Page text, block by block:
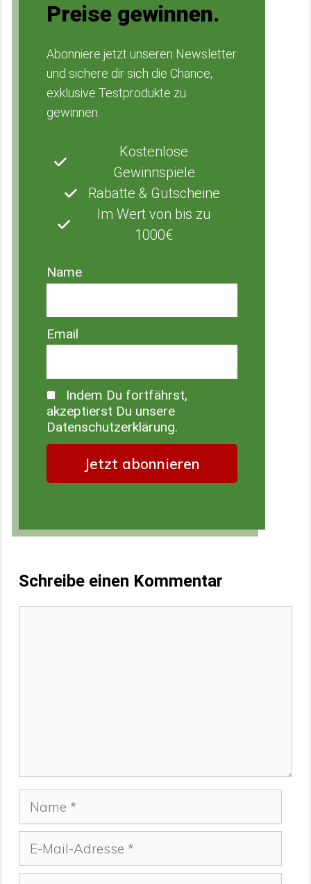
Preise gewinnen.
Abonniere jetzt unseren Newsletter
und sichere dir sich die Chance,
exklusive Testprodukte zu
gewinnen.
Kostenlose
Gewinnspiele
Rabatte & Gutscheine
Im Wert von bis zu
1000€
Name
Email
Indem Du fortfährst,
akzeptierst Du unsere
Datenschutzerklärung.
Schreibe einen Kommentar
Adresse